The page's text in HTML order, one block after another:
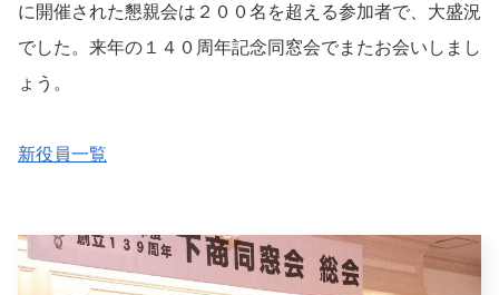
に開催された懇親会は２００名を超える参加者で、大盛況
でした。来年の１４０周年記念同窓会でまたお会いしまし
ょう。
新役員一覧